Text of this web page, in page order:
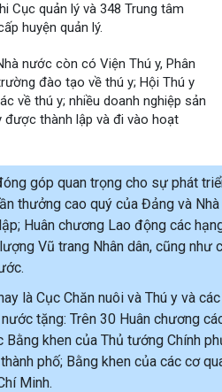
Cục quản lý và 348 Trung tâm
huyện quản lý.
nước còn có Viện Thú y, Phân
đào tạo về thú y; Hội Thú y
về thú y; nhiều doanh nghiệp sản
được thành lập và đi vào hoạt
góp quan trọng cho sự phát
thưởng cao quý của Đảng và
Huân chương Lao động các
Vũ trang Nhân dân, cũng
là Cục Chăn nuôi và Thú y và
tặng: Trên 30 Huân chương
Bằng khen của Thủ tướng Chính
phố; Bằng khen của các cơ
Minh.